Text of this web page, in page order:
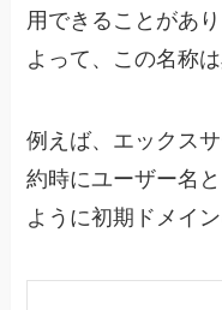
用できることがあ
よって、この名称は
例えば、エックス
約時にユーザー名
ように初期ドメイン